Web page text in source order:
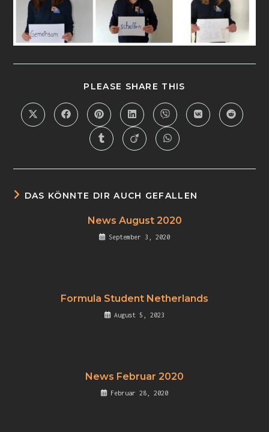
PLEASE SHARE THIS
DAS KÖNNTE DIR AUCH GEFALLEN
News August 2020
September 3, 2020
Formula Student Netherlands
August 5, 2023
News Februar 2020
Februar 28, 2020